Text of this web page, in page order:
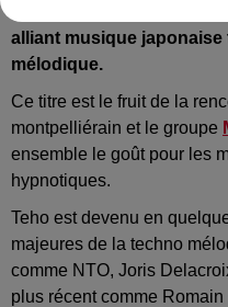
alliant musique
mélodique.
Ce titre est le fruit de la
montpelliérain et le groupe
ensemble le goût pour les
hypnotiques.
Teho est devenu en
majeures de la techno
comme NTO, Joris
plus récent comme